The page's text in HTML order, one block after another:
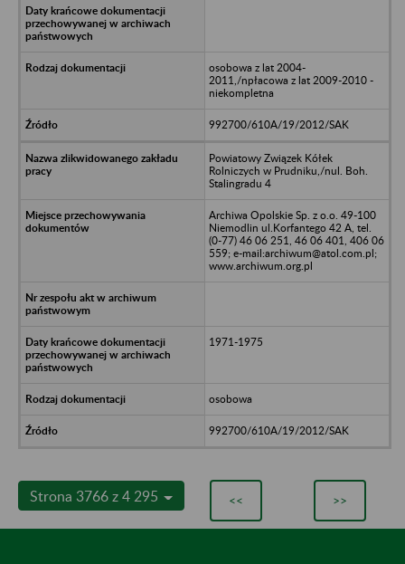
osobowa z lat 2004-
2011,/npłacowa z lat 2009-2010 -
niekompletna
992700/610A/19/2012/SAK
Powiatowy Związek Kółek
Rolniczych w Prudniku,/nul. Boh.
Stalingradu 4
Archiwa Opolskie Sp. z o.o. 49-100
Niemodlin ul.Korfantego 42 A, tel.
(0-77) 46 06 251, 46 06 401, 406 06
559; e-mail:archiwum@atol.com.pl;
www.archiwum.org.pl
1971-1975
osobowa
992700/610A/19/2012/SAK
Strona 3766 z 4 295 << >>